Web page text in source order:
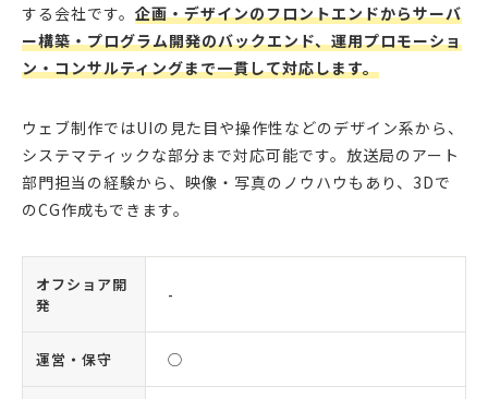
する会社です。 企画・デザインのフロントエンドからサーバ
ー構築・プログラム開発のバックエンド、運用プロモーショ
ン・コンサルティングまで一貫して対応します。
ウェブ制作ではUIの見た目や操作性などのデザイン系から、
システマティックな部分まで対応可能です。放送局のアート
部門担当の経験から、映像・写真のノウハウもあり、3Dで
のCG作成もできます。
オフショア開
発
-
運営・保守 ◯